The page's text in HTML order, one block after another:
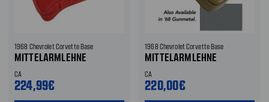
1968 Chevrolet Corvette Base
MITTELARMLEHNE
CA
224,99€
1968 Chevrolet Corvette Base
MITTELARMLEHNE
CA
220,00€